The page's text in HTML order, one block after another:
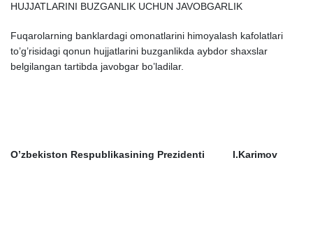
HUJJATLARINI BUZGANLIK UCHUN JAVOBGARLIK
Fuqarolarning banklardagi omonatlarini himoyalash kafolatlari
to’g’risidagi qonun hujjatlarini buzganlikda aybdor shaхslar
belgilangan tartibda javobgar bo’ladilar.
O’zbekiston Respublikasining Prezidenti I.Karimov